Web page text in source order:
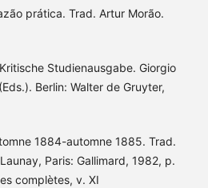
razão prática. Trad. Artur Morão.
Studienausgabe. Giorgio
Berlin: Walter de Gruyter,
1884-automne 1885. Trad.
Paris: Gallimard, 1982, p.
complètes, v. XI